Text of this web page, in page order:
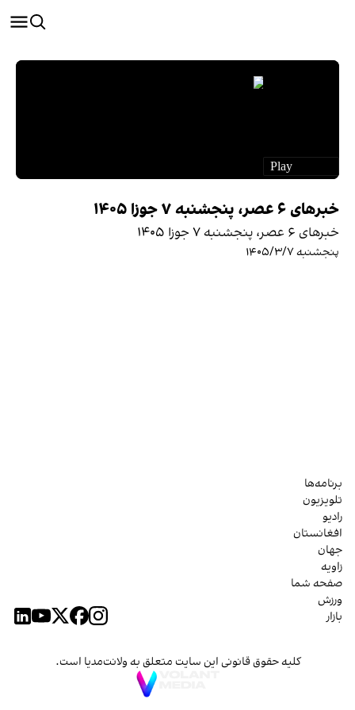
خبرهای ۶ عصر، پنجشنبه ۷ جوزا ۱۴۰۵
خبرهای ۶ عصر، پنجشنبه ۷ جوزا ۱۴۰۵
پنجشنبه ۱۴۰۵/۳/۷
برنامه‌ها
تلویزیون
رادیو
افغانستان
جهان
زاویه
صفحه شما
ورزش
بازار
کلیه حقوق قانونی این سایت متعلق به ولانت‌مدیا است.